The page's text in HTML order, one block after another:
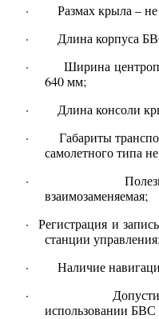
· Размах крыла – не
· Длина корпуса БВС
· Ширина
640 мм;
· Длина консоли
· Габариты
самолетного типа
· Полезная
взаимозаменяемая;
· Регистрация и
станции управления;
· Наличие
· Допустимый
использовании БВС